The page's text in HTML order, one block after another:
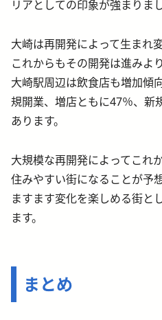
リアとしての印象が強まりまし
大崎は再開発によって生まれ
これからもその開発は進みよ
大崎駅周辺は飲食店も増加傾
規開業、増店ともに47％、新
あります。
大規模な再開発によってこれ
住みやすい街になることが予
ますます変化を楽しめる街と
ます。
まとめ